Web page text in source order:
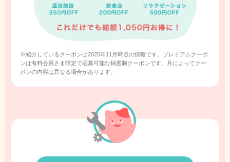
※紹介しているクーポンは2025年11月時点の情報です。プレミアムクーポ
ンは有料会員さま限定で応募可能な抽選制クーポンです。月によってクー
ポンの内容は異なる場合があります。